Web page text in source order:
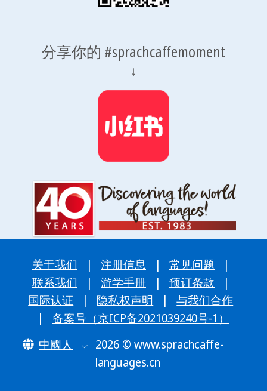
分享你的 #sprachcaffemoment
↓
关于我们 | 注册信息 | 常见问题
|
联系我们
| 游学手册 | 预订条款
|
国际认证
| 隐私权声明 |
与我们合作
|
备案号（京ICP备2021039240号-1）
中國人
2026 © www.sprachcaffe-
languages.cn